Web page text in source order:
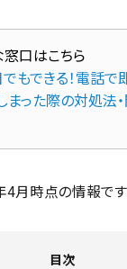
もできる！電話で
まった際の対処法
時点の情報です
目次